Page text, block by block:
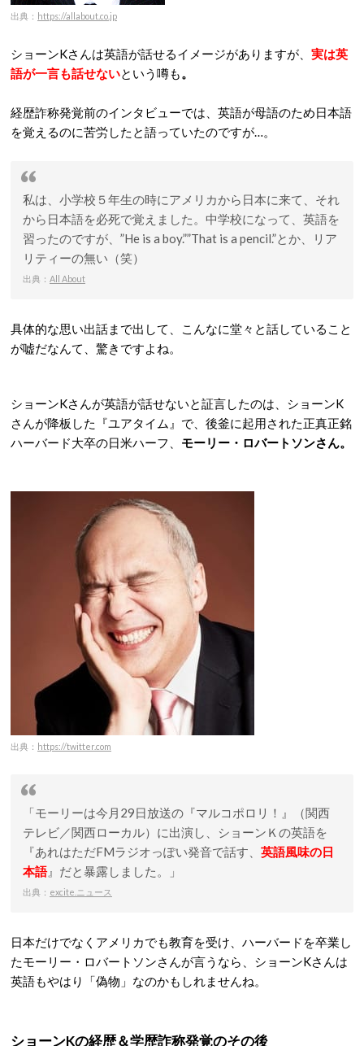
出典： https://allabout.co.jp
ショーンKさんは英語が話せるイメージがありますが、 実は英
語が一言も話せないという噂も。
経歴詐称発覚前のインタビューでは、英語が母語のため日本語
を覚えるのに苦労したと語っていたのですが…。
私は、小学校５年生の時にアメリカから日本に来て、それ
から日本語を必死で覚えました。中学校になって、英語を
習ったのですが、”He is a boy.””That is a pencil.”とか、リア
リティーの無い（笑）
出典： All About
具体的な思い出話まで出して、こんなに堂々と話していること
が嘘だなんて、驚きですよね。
ショーンKさんが英語が話せないと証言したのは、ショーンK
さんが降板した『ユアタイム』で、後釜に起用された正真正銘
ハーバード大卒の日米ハーフ、 モーリー・ロバートソンさん。
出典： https://twitter.com
「モーリーは今月29日放送の『マルコポロリ！』（関西
テレビ／関西ローカル）に出演し、ショーンＫの英語を
『あれはただFMラジオっぽい発音で話す、 英語風味の日
本語』だと暴露しました。」
出典： excite.ニュース
日本だけでなくアメリカでも教育を受け、ハーバードを卒業し
たモーリー・ロバートソンさんが言うなら、ショーンKさんは
英語もやはり「偽物」なのかもしれませんね。
ショーンKの経歴＆学歴詐称発覚のその後